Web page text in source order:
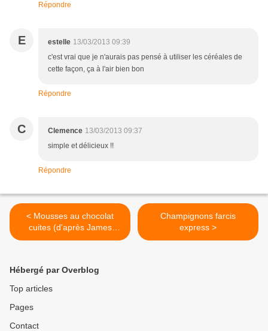
Répondre
E estelle 13/03/2013 09:39
c'est vrai que je n'aurais pas pensé à utiliser les céréales de
cette façon, ça à l'air bien bon
Répondre
C Clemence 13/03/2013 09:37
simple et délicieux !!
Répondre
< Mousses au chocolat
cuites (d'après James
Martin)
Champignons farcis
express >
Hébergé par Overblog
Top articles
Pages
Contact